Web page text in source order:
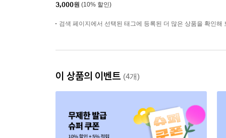
3,000원 (10% 할인)
검색 페이지에서 선택된 태그에 등록된 더 많은 상품을 확인해
이 상품의 이벤트 (4개)